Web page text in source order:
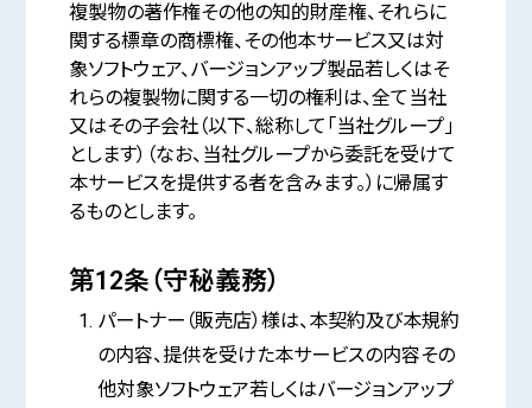
複製物の著作権その他の知的財産権、それらに
関する標章の商標権、その他本サービス又は対
象ソフトウェア、バージョンアップ製品若しくはそ
れらの複製物に関する一切の権利は、全て当社
又はその子会社（以下、総称して「当社グループ」
とします）（なお、当社グループから委託を受けて
本サービスを提供する者を含みます。）に帰属す
るものとします。
第12条（守秘義務）
パートナー（販売店）様は、本契約及び本規約
の内容、提供を受けた本サービスの内容その
他対象ソフトウェア若しくはバージョンアップ